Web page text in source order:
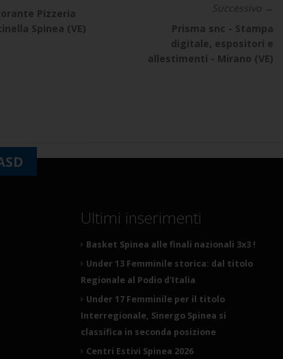
Pizzeria
Spinea (VE)
Successivo →
Prisma snc - Stampa
digitale, espositori e
allestimenti - Mirano (VE)
Ultimi inserimenti
Basket Spinea alle finali nazionali 3x3 !
Under 13 Femminile storica: dal titolo
Regionale al Podio d'Italia
Under 17 Femminile per il titolo
Interregionale, Sinergo Spinea si
classifica in seconda posizione
Centri Estivi Spinea 2026